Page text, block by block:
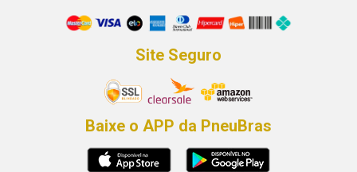
Site Seguro
Baixe o APP da PneuBras